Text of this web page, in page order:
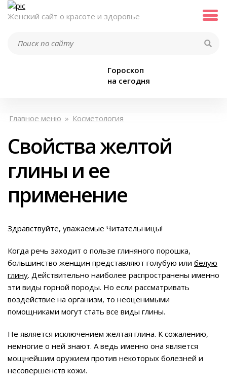
Женский сайт о красоте и здоровье
Гороскоп
на сегодня
Главное меню » Косметология
Свойства желтой
глины и ее
применение
Здравствуйте, уважаемые Читательницы!
Когда речь заходит о пользе глиняного порошка,
большинство женщин представляют голубую или белую
глину. Действительно наиболее распространены именно
эти виды горной породы. Но если рассматривать
воздействие на организм, то неоценимыми
помощниками могут стать все виды глины.
Не является исключением желтая глина. К сожалению,
немногие о ней знают. А ведь именно она является
мощнейшим оружием против некоторых болезней и
несовершенств кожи.